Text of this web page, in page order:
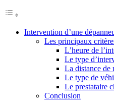
Intervention d’une
Les principaux
L’heure de
Le type
La distance de
Le type de
Le prestataire
Conclusion